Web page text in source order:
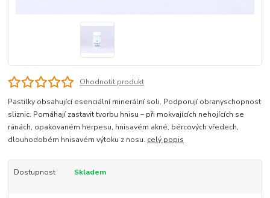
Ohodnotit produkt
Pastilky obsahující esenciální minerální soli. Podporují obranyschopnost
sliznic. Pomáhají zastavit tvorbu hnisu – při mokvajících nehojících se
ránách, opakovaném herpesu, hnisavém akné, bércových vředech,
dlouhodobém hnisavém výtoku z nosu. celý popis
Dostupnost Skladem